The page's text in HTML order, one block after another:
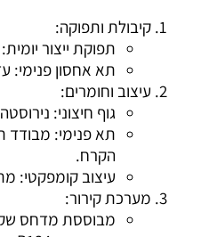
קיבולת ותפוקה:
תפוקת ייצור יומית: עד 22
תא אחסון פנימי: עד 4 ק"ג
עיצוב וחומרים:
גוף חיצוני:
תא פנימי: מבודד
הקרח.
עיצוב קומפקטי:
מערכת קירור:
מבוססת מדחס